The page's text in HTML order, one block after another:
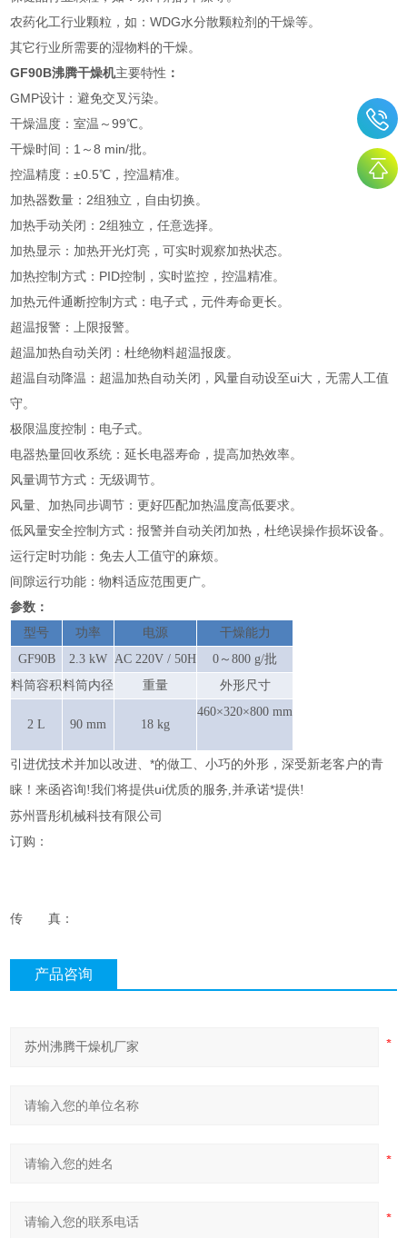
农药化工行业颗粒，如：WDG水分散颗粒剂的干燥等。
其它行业所需要的湿物料的干燥。
GF90B沸腾干燥机主要特性 ：
GMP设计：避免交叉污染。
干燥温度：室温～99℃。
干燥时间：1～8 min/批。
控温精度：±0.5℃，控温精准。
加热器数量：2组独立，自由切换。
加热手动关闭：2组独立，任意选择。
加热显示：加热开光灯亮，可实时观察加热状态。
加热控制方式：PID控制，实时监控，控温精准。
加热元件通断控制方式：电子式，元件寿命更长。
超温报警：上限报警。
超温加热自动关闭：杜绝物料超温报废。
超温自动降温：超温加热自动关闭，风量自动设至ui大，无需人工值
守。
极限温度控制：电子式。
电器热量回收系统：延长电器寿命，提高加热效率。
风量调节方式：无级调节。
风量、加热同步调节：更好匹配加热温度高低要求。
低风量安全控制方式：报警并自动关闭加热，杜绝误操作损坏设备。
运行定时功能：免去人工值守的麻烦。
间隙运行功能：物料适应范围更广。
参数：
型号 功率 电源
干燥能力
GF90B
2.3 kW AC 220V / 50H
0～800 g/批
料筒容积料筒内径 重量 外形尺寸
2 L 90 mm 18 kg
460×320×800 mm
引进优技术并加以改进、*的做工、小巧的外形，深受新老客户的青
睐！来函咨询!我们将提供ui优质的服务,并承诺*提供!
苏州晋彤机械科技有限公司
订购：
传 真：
产品咨询